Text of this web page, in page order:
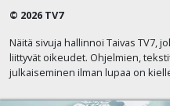
© 2026 TV7
Näitä sivuja hallinnoi Taivas TV7,
liittyvät oikeudet. Ohjelmien,
julkaiseminen ilman lupaa on